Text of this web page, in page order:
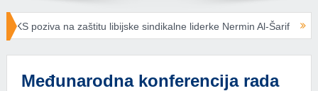
libijske sindikalne liderke Nermin Al-Šarif Nova energetska
Međunarodna konferencija rada